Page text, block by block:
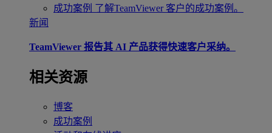
成功案例 了解TeamViewer 客户的成功案例。
新闻
TeamViewer 报告其 AI 产品获得快速客户采纳。
相关资源
博客
成功案例